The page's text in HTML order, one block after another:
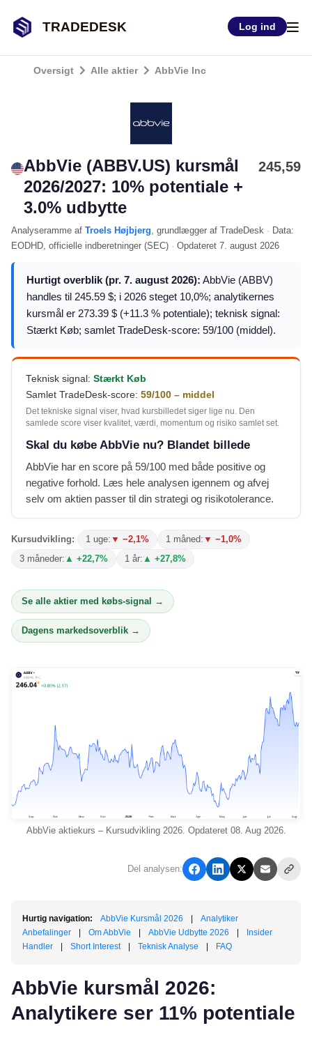
TRADEDESK Log ind
Oversigt Alle aktier AbbVie Inc
AbbVie (ABBV.US) kursmål
2026/2027: 10% potentiale +
3.0% udbytte
245,59
Analyseramme af Troels Højbjerg, grundlægger af TradeDesk · Data:
EODHD, officielle indberetninger (SEC) · Opdateret 7. august 2026
Hurtigt overblik (pr. 7. august 2026): AbbVie (ABBV)
handles til 245.59 $; i 2026 steget 10,0%; analytikernes
kursmål er 273.39 $ (+11.3 % potentiale); teknisk signal:
Stærkt Køb; samlet TradeDesk-score: 59/100 (middel).
Teknisk signal: Stærkt Køb
Samlet TradeDesk-score: 59/100 – middel
Det tekniske signal viser, hvad kursbilledet siger lige nu. Den
samlede score viser kvalitet, værdi, momentum og risiko samlet set.
Skal du købe AbbVie nu? Blandet billede
AbbVie har en score på 59/100 med både positive og
negative forhold. Læs hele analysen igennem og afvej
selv om aktien passer til din strategi og risikotolerance.
Kursudvikling: 1 uge: ▼ −2,1% 1 måned: ▼ −1,0%
3 måneder: ▲ +22,7% 1 år: ▲ +27,8%
Se alle aktier med købs-signal →
Dagens markedsoverblik →
AbbVie aktiekurs – Kursudvikling 2026. Opdateret 08. Aug 2026.
Del analysen:
Hurtig navigation: AbbVie Kursmål 2026
Analytiker
Anbefalinger
Om AbbVie AbbVie Udbytte 2026
Insider
Handler
Short Interest Teknisk Analyse FAQ
AbbVie kursmål 2026:
Analytikere ser 11% potentiale